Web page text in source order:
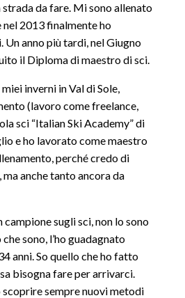
strada da fare. Mi sono allenato
nel 2013 finalmente ho
Un anno più tardi, nel Giugno
il Diploma di maestro di sci.
inverni in Val di Sole,
(lavoro come freelance,
sci “Italian Ski Academy” di
e ho lavorato come maestro
perché credo di
anche tanto ancora da
sugli sci, non lo sono
sono, l’ho guadagnato
anni. So quello che ho fatto
bisogna fare per arrivarci.
scoprire sempre nuovi metodi